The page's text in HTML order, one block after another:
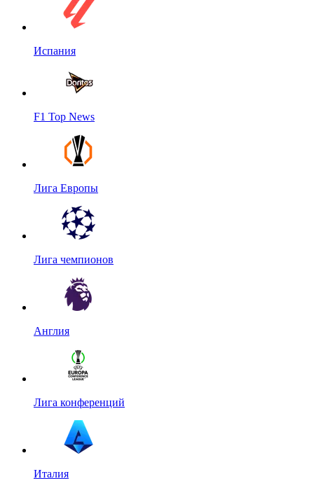
Испания
F1 Top News
Лига Европы
Лига чемпионов
Англия
Лига конференций
Италия